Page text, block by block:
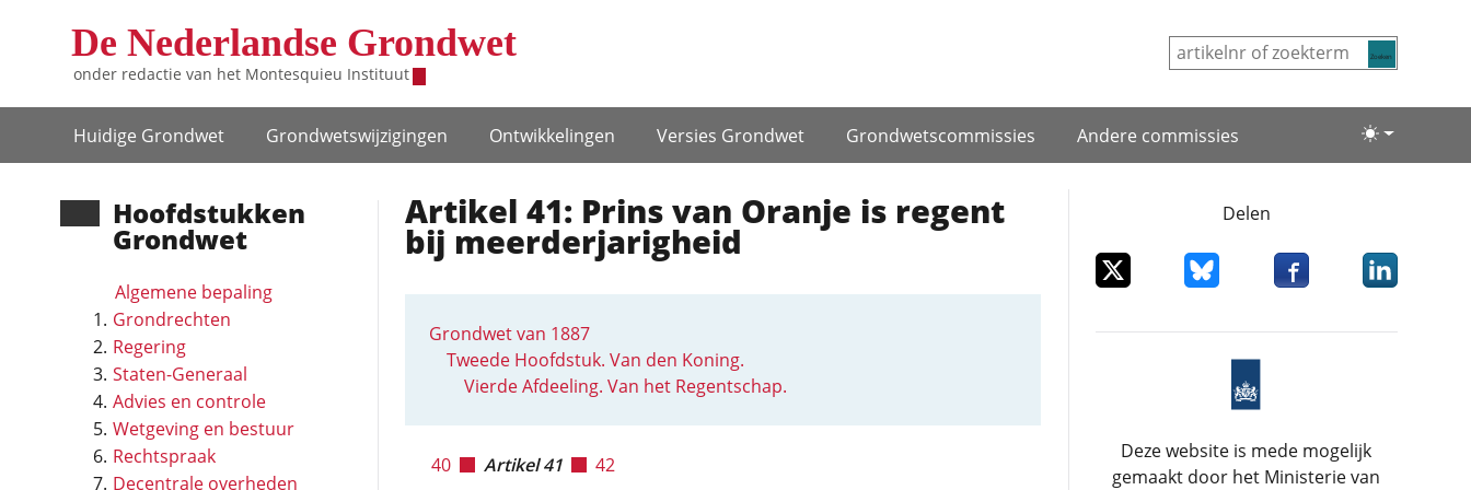
De Nederlandse Grondwet
onder redactie van het Montesquieu Instituut
Lichte/
Hoofdnavigatie
Huidige Grondwet Grondwets­wijzigingen Ontwikke­lingen Versies Grondwet Grondwets­commissies Andere commissies
Hoofd­stukken
Grondwet
Algemene bepaling
Grondrechten
Regering
Staten-Generaal
Advies en controle
Wetgeving en bestuur
Rechtspraak
Decentrale overheden
Artikel 41: Prins van Oranje is regent
bij meerderjarigheid
Grondwet van 1887
Tweede Hoofdstuk. Van den Koning.
Vierde Afdeeling. Van het Regentschap.
40 Artikel 41 42
Delen
Deel dit item op XDeel dit item op Bluesky
Deel dit item op
Deel dit
Deze website is mede mogelijk
gemaakt door het Ministerie van